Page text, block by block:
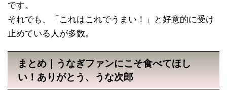
です。
それでも、「これはこれでうまい！」と好意的に受け
止めている人が多数。
まとめ｜うなぎファンにこそ食べてほし
い！ありがとう、うな次郎